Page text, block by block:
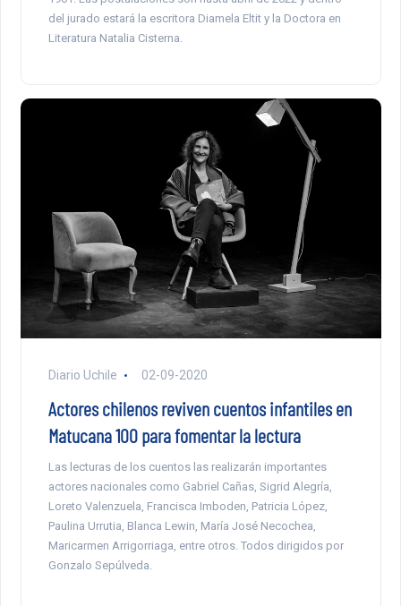
del jurado estará la escritora Diamela Eltit y la Doctora en
Literatura Natalia Cisterna.
Diario Uchile 02-09-2020
Actores chilenos reviven cuentos infantiles en
Matucana 100 para fomentar la lectura
Las lecturas de los cuentos las realizarán importantes
actores nacionales como Gabriel Cañas, Sigrid Alegría,
Loreto Valenzuela, Francisca Imboden, Patricia López,
Paulina Urrutia, Blanca Lewin, María José Necochea,
Maricarmen Arrigorriaga, entre otros. Todos dirigidos por
Gonzalo Sepúlveda.